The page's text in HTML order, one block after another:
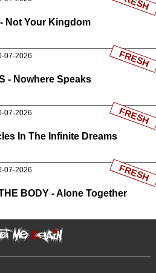
Not Your Kingdom
07-2026
- Nowhere Speaks
FRESH
07-2026
In The Infinite Dreams
FRESH
07-2026
BODY - Alone Together
FRESH